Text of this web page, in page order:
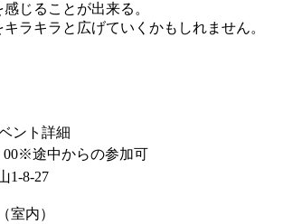
じることが出来る。
ラキラと広げていくかもしれません。
ント詳細
00※途中からの参加可
1-8-27
室内）